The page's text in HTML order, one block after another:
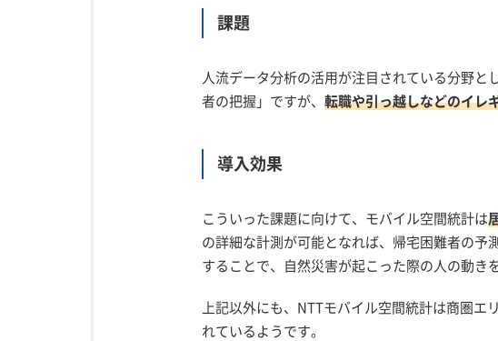
課題
人流データ分析の活用が注目されている分野
者の把握」ですが、 転職や引っ越しなどのイレ
導入効果
こういった課題に向けて、モバイル空間統計は
の詳細な計測が可能となれば、帰宅困難者の
することで、自然災害が起こった際の人の動き
上記以外にも、NTTモバイル空間統計は商圏
れているようです。